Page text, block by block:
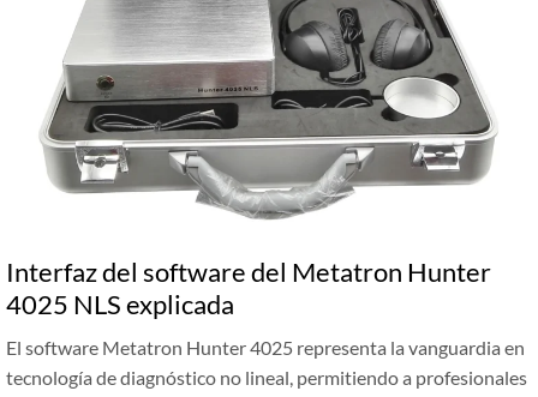
Interfaz del software del Metatron Hunter
4025 NLS explicada
El software Metatron Hunter 4025 representa la vanguardia en
tecnología de diagnóstico no lineal, permitiendo a profesionales